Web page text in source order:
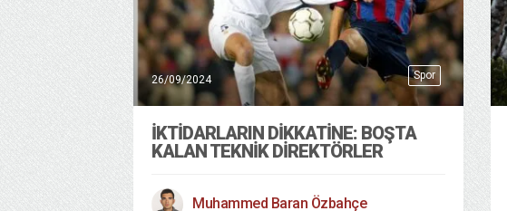
Spor
26/09/2024
İKTİDARLARIN DİKKATİNE: BOŞTA
KALAN TEKNİK DİREKTÖRLER
Muhammed Baran Özbahçe